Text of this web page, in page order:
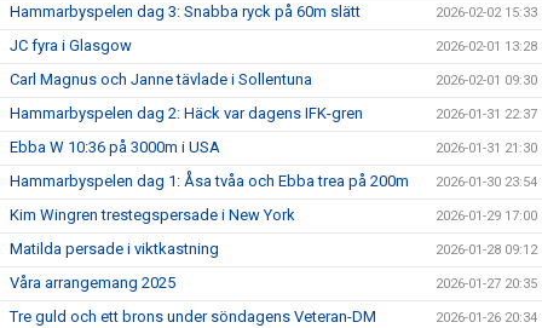
Hammarbyspelen dag 3: Snabba ryck på 60m slätt 2026-02-02 15:33
JC fyra i Glasgow 2026-02-01 13:28
Carl Magnus och Janne tävlade i Sollentuna 2026-02-01 09:30
Hammarbyspelen dag 2: Häck var dagens IFK-gren 2026-01-31 22:37
Ebba W 10:36 på 3000m i USA 2026-01-31 21:30
Hammarbyspelen dag 1: Åsa tvåa och Ebba trea på 200m 2026-01-30 23:54
Kim Wingren trestegspersade i New York 2026-01-29 17:00
Matilda persade i viktkastning 2026-01-28 09:12
Våra arrangemang 2025 2026-01-27 20:35
Tre guld och ett brons under söndagens Veteran-DM 2026-01-26 20:34